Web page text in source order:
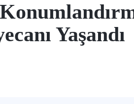
Yaşandı